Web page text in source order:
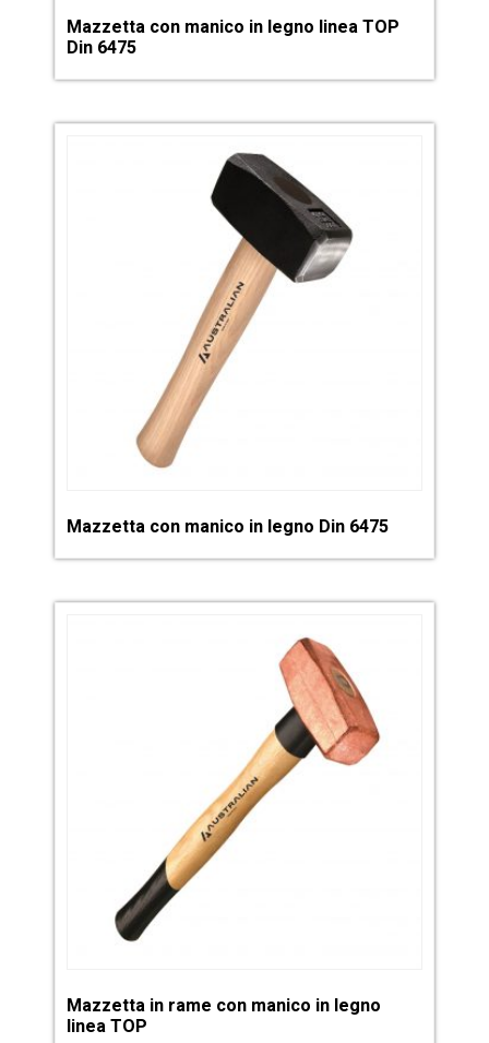
Mazzetta con manico in legno linea TOP
Din 6475
Mazzetta con manico in legno Din 6475
Mazzetta in rame con manico in legno
linea TOP